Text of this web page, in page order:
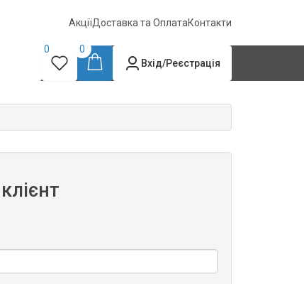
АкціїДоставка та ОплатаКонтакти
0
0
Вхід/Реєстрація